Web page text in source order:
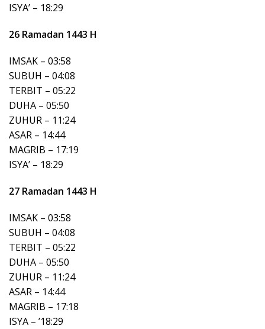
ISYA’ – 18:29
26 Ramadan 1443 H
IMSAK – 03:58
SUBUH – 04:08
TERBIT – 05:22
DUHA – 05:50
ZUHUR – 11:24
ASAR – 14:44
MAGRIB – 17:19
ISYA’ – 18:29
27 Ramadan 1443 H
IMSAK – 03:58
SUBUH – 04:08
TERBIT – 05:22
DUHA – 05:50
ZUHUR – 11:24
ASAR – 14:44
MAGRIB – 17:18
ISYA – ’18:29